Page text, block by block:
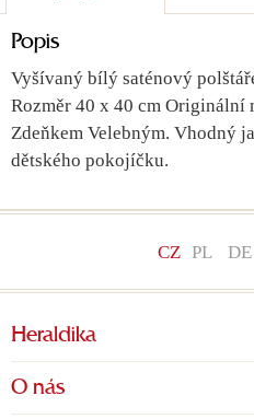
Popis
Vyšívaný bílý saténový
Rozměr 40 x 40 cm
Zdeňkem Velebným. Vhodný
dětského pokojíčku.
CZ PL DE
Heraldika
O nás